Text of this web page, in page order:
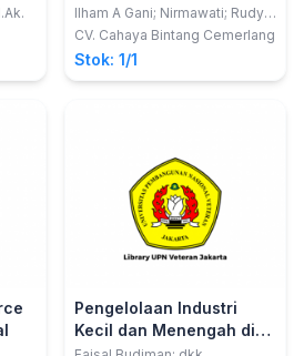
Implementasi Era
Digitalisasi
Ilham A Gani; Nirmawati; Rudy
M
CV. Cahaya Bintang Cemerlang
Stok: 1/1
Pengelolaan Industri
Kecil dan Menengah di
Era Industri 4.0